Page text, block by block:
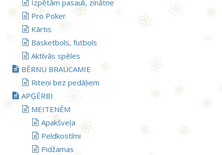
Izpētām pasauli, zinātne
Pro Poker
Kārtis
Basketbols, futbols
Aktīvās spēles
BĒRNU BRAUCAMIE
Riteņi bez pedāļiem
APĢĒRBI
MEITENĒM
Apakšveļa
Peldkostīmi
Pidžamas